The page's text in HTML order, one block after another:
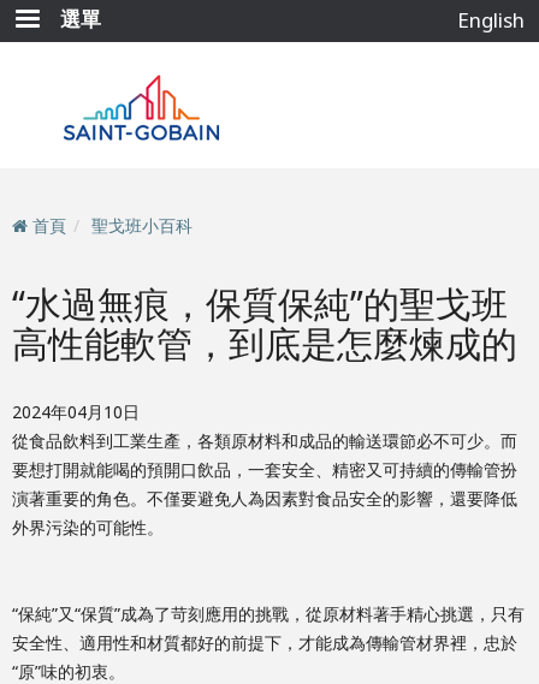
移
至
選單 English
首頁 聖戈班小百科
“水過無痕，保質保純”的聖戈班
高性能軟管，到底是怎麼煉成的
2024年04月10日
從食品飲料到工業生產，各類原材料和成品的輸送環節必不可少。而
要想打開就能喝的預開口飲品，一套安全、精密又可持續的傳輸管扮
演著重要的角色。不僅要避免人為因素對食品安全的影響，還要降低
外界污染的可能性。
“保純”又“保質”成為了苛刻應用的挑戰，從原材料著手精心挑選，只有
安全性、適用性和材質都好的前提下，才能成為傳輸管材界裡，忠於
“原”味的初衷。